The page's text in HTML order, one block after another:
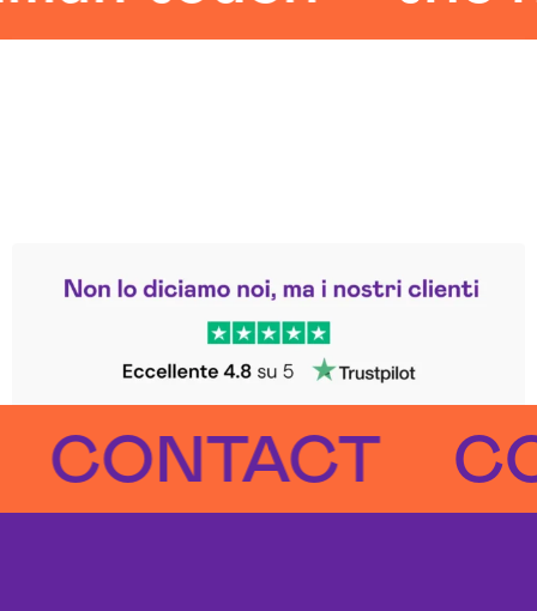
Trustpilot